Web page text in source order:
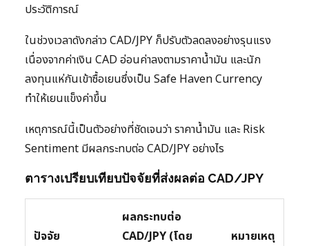
ประวัติการณ์
ในช่วงเวลาดังกล่าว CAD/JPY ก็ปรับตัวลดลงอย่างรุนแรง
เนื่องจากค่าเงิน CAD อ่อนค่าลงตามราคาน้ำมัน และนัก
ลงทุนแห่กันเข้าซื้อเยนซึ่งเป็น Safe Haven Currency
ทำให้เยนแข็งค่าขึ้น
เหตุการณ์นี้เป็นตัวอย่างที่ชัดเจนว่า ราคาน้ำมัน และ Risk
Sentiment มีผลกระทบต่อ CAD/JPY อย่างไร
ตารางเปรียบเทียบปัจจัยที่ส่งผลต่อ CAD/JPY
ปัจจัย
ผลกระทบต่อ
CAD/JPY (โดย
หมายเหตุ